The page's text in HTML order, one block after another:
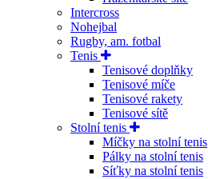
Intercross
Nohejbal
Rugby, am. fotbal
Tenis
Tenisové doplňky
Tenisové míče
Tenisové rakety
Tenisové sítě
Stolní tenis
Míčky na stolní tenis
Pálky na stolní tenis
Síťky na stolní tenis